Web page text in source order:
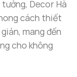
Decor Hà
cách thiết
mang đến
cho không